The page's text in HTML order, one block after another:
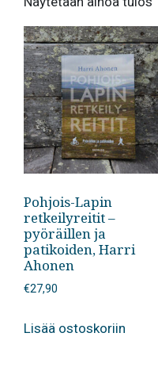
Pohjois-Lapin
retkeilyreitit –
pyöräillen ja
patikoiden, Harri
Ahonen
€27,90
Lisää ostoskoriin